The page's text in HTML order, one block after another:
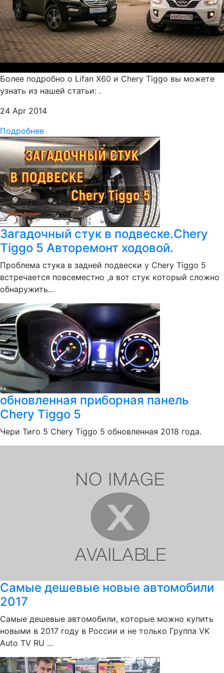
Более подробно о Lifan X60 и Chery Tiggo вы можете
узнать из нашей статьи: .
24 Apr 2014
Подробнее
Загадочный стук в подвеске.Chery
Tiggo 5 Авторемонт ходовой.
Проблема стука в задней подвески у Chery Tiggo 5
встречается повсеместно ,а вот стук который сложно
обнаружить...
обновленная приборная панель
Chery Tiggo 5
Чери Тиго 5 Chery Tiggo 5 обновленная 2018 года.
Самые дешевые новые автомобили
2017
Самые дешевые автомобили, которые можно купить
новыми в 2017 году в России и не только Группа VK
Auto TV RU ...